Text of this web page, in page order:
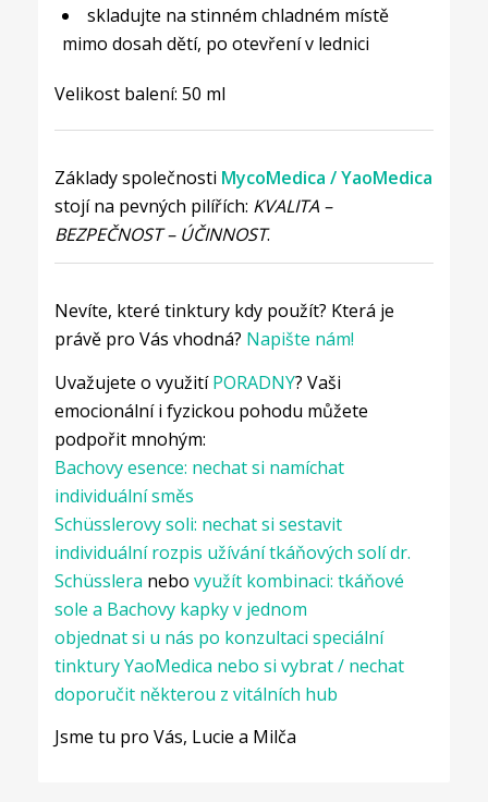
skladujte na stinném chladném místě
mimo dosah dětí, po otevření v lednici
Velikost balení: 50 ml
Základy společnosti MycoMedica / YaoMedica
stojí na pevných pilířích: KVALITA –
BEZPEČNOST – ÚČINNOST.
Nevíte, které tinktury kdy použít? Která je
právě pro Vás vhodná? Napište nám!
Uvažujete o využitíPORADNY? Vaši
emocionální i fyzickou pohodu můžete
podpořit mnohým:
Bachovy esence: nechat si namíchat
individuální směs
Schüsslerovy soli: nechat si sestavit
individuální rozpis užívání tkáňových solí dr.
Schüsslera nebo využít kombinaci: tkáňové
sole a Bachovy kapky v jednom
objednat si u nás po konzultaci speciální
tinktury YaoMedica nebo si vybrat / nechat
doporučit některou z vitálních hub
Jsme tu pro Vás, Lucie a Milča